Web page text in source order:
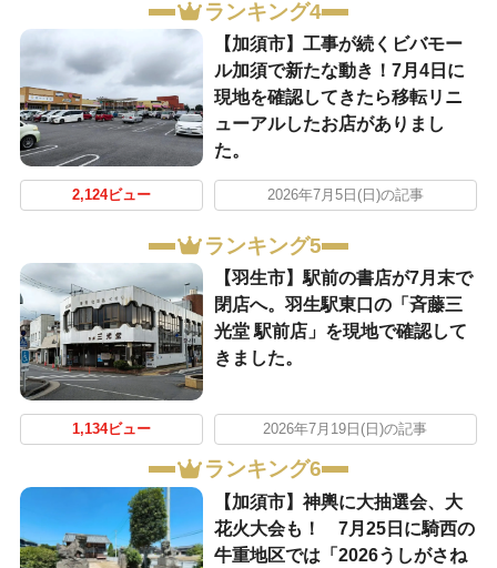
ランキング4
【加須市】工事が続くビバモー
ル加須で新たな動き！7月4日に
現地を確認してきたら移転リニ
ューアルしたお店がありまし
た。
2,124ビュー 2026年7月5日(日)の記事
ランキング5
【羽生市】駅前の書店が7月末で
閉店へ。羽生駅東口の「斉藤三
光堂 駅前店」を現地で確認して
きました。
1,134ビュー 2026年7月19日(日)の記事
ランキング6
【加須市】神輿に大抽選会、大
花火大会も！ 7月25日に騎西の
牛重地区では「2026うしがさね